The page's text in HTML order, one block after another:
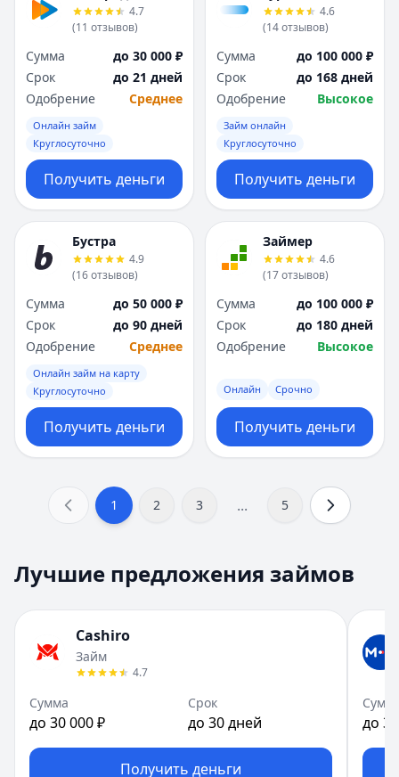
4.7
(11 отзывов)
Сумма
до 30 000 ₽
Срок
до 21 дней
Одобрение
Среднее
Онлайн займ
Круглосуточно
Получить деньги
4.6
(14отзывов)
Сумма
до 100 000 ₽
Срок
до 168 дней
Одобрение
Высокое
Займ онлайн
Круглосуточно
Получить деньги
Бустра
4.9
(16отзывов)
Сумма
до 50 000 ₽
Срок
до 90 дней
Одобрение
Среднее
Онлайн займ на карту
Круглосуточно
Получить деньги
Займер
4.6
(17отзывов)
Сумма
до 100 000 ₽
Срок
до 180 дней
Одобрение
Высокое
Онлайн Срочно
Получить деньги
1 2 3 ... 5
Лучшие предложения займов
Cashiro
Займ
4.7
Сумма
до 30 000 ₽
Срок
до 30 дней
Получить деньги
до